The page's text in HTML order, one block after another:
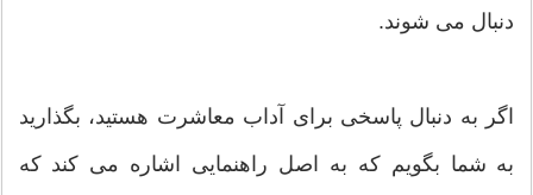
دنبال می شوند.
اگر به دنبال پاسخی برای آداب معاشرت هستید، بگذارید
به شما بگویم که به اصل راهنمایی اشاره می کند که